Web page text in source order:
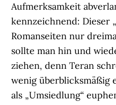
Aufmerksamkeit
kennzeichnend: Dieser
Romanseiten nur
sollte man hin und
ziehen, denn Teran
wenig überblicksmäßig
als „Umsiedlung“